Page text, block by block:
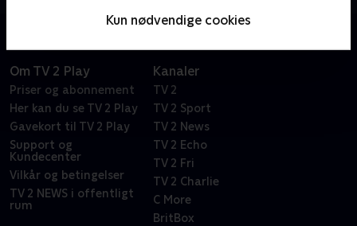
Kun nødvendige cookies
Om TV 2 Play
Priser og abonnement
Her kan du se TV 2 Play
Gavekort til TV 2 Play
Support og
Kundecenter
Vilkår og betingelser
TV 2 NEWS i offentligt
rum
Kanaler
TV 2
TV 2 Sport
TV 2 News
TV 2 Echo
TV 2 Fri
TV 2 Charlie
C More
BritBox